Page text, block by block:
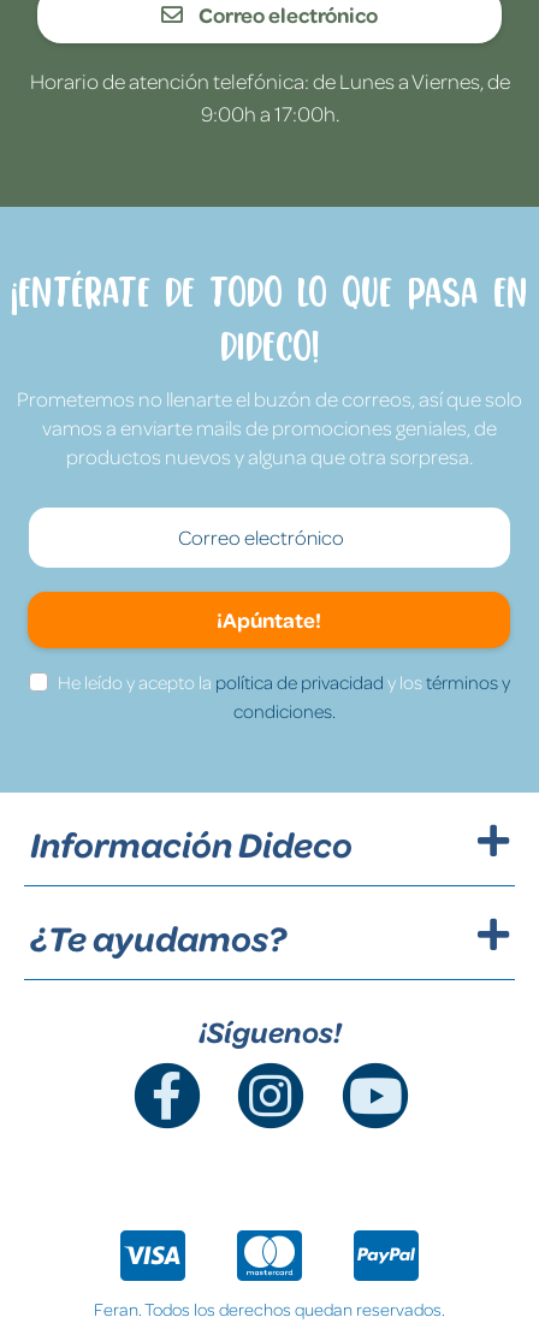
Correo electrónico
Horario de atención telefónica: de Lunes a Viernes, de
9:00h a 17:00h.
¡Entérate de todo lo que pasa en
Dideco!
Prometemos no llenarte el buzón de correos, así que solo
vamos a enviarte mails de promociones geniales, de
productos nuevos y alguna que otra sorpresa.
¡Apúntate!
He leído y acepto la política de privacidad y lostérminos y
condiciones.
Información Dideco
¿Te ayudamos?
¡Síguenos!
Feran. Todos los derechos quedan reservados.